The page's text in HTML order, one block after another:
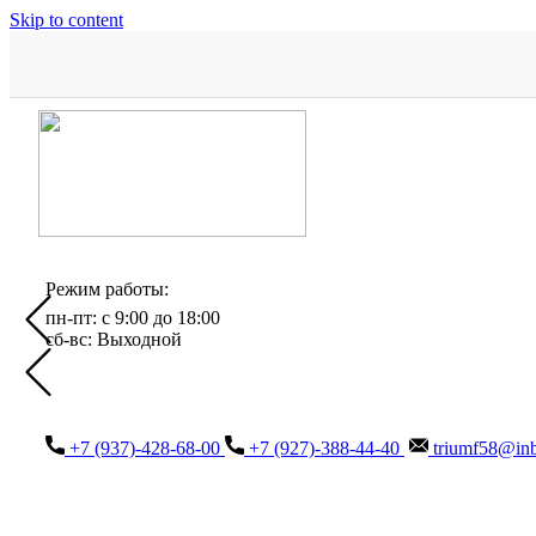
Skip to content
Режим работы:
пн-пт: с 9:00 до 18:00
сб-вс: Выходной
+7 (937)-428-68-00 +7 (927)-388-44-40